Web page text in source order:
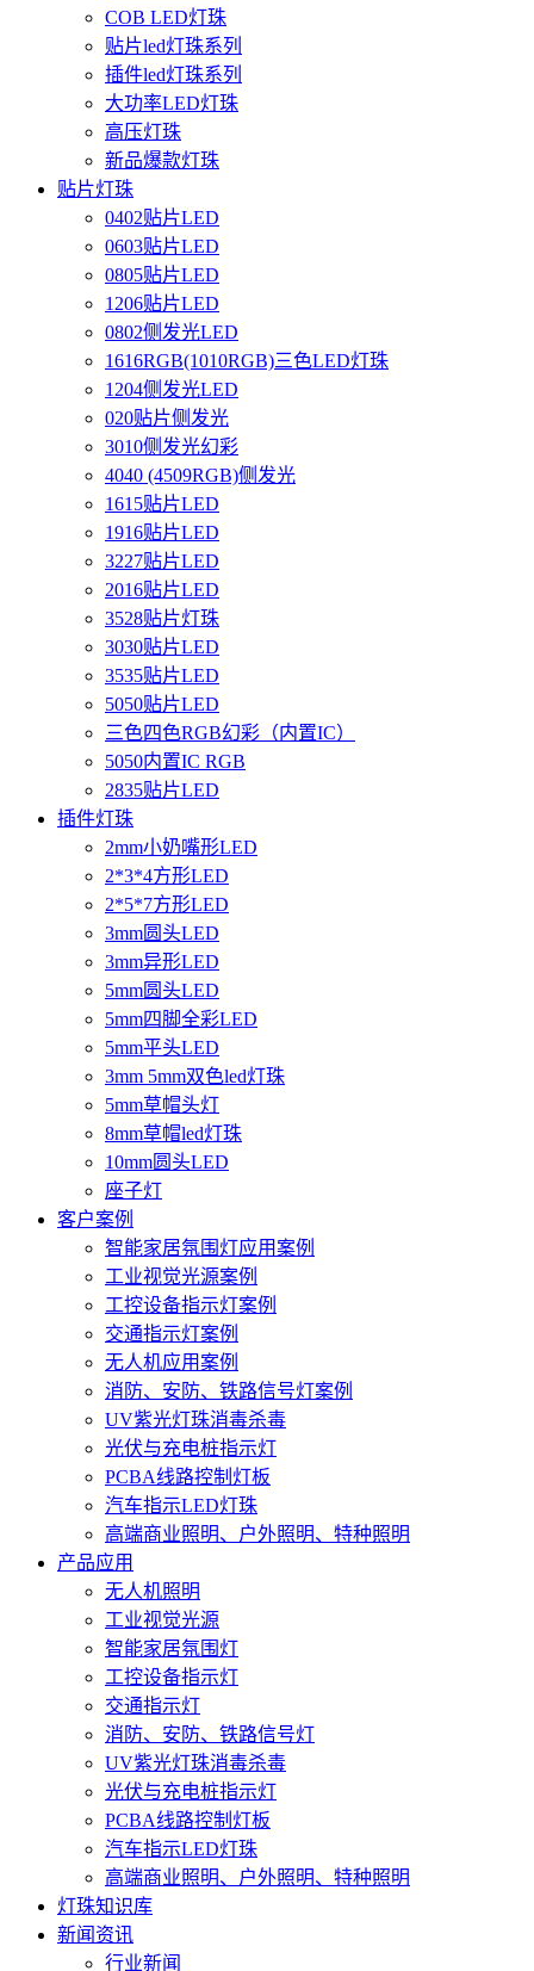
COB LED灯珠
贴片led灯珠系列
插件led灯珠系列
大功率LED灯珠
高压灯珠
新品爆款灯珠
贴片灯珠
0402贴片LED
0603贴片LED
0805贴片LED
1206贴片LED
0802侧发光LED
1616RGB(1010RGB)三色LED灯珠
1204侧发光LED
020贴片侧发光
3010侧发光幻彩
4040 (4509RGB)侧发光
1615贴片LED
1916贴片LED
3227贴片LED
2016贴片LED
3528贴片灯珠
3030贴片LED
3535贴片LED
5050贴片LED
三色四色RGB幻彩（内置IC）
5050内置IC RGB
2835贴片LED
插件灯珠
2mm小奶嘴形LED
2*3*4方形LED
2*5*7方形LED
3mm圆头LED
3mm异形LED
5mm圆头LED
5mm四脚全彩LED
5mm平头LED
3mm 5mm双色led灯珠
5mm草帽头灯
8mm草帽led灯珠
10mm圆头LED
座子灯
客户案例
智能家居氛围灯应用案例
工业视觉光源案例
工控设备指示灯案例
交通指示灯案例
无人机应用案例
消防、安防、铁路信号灯案例
UV紫光灯珠消毒杀毒
光伏与充电桩指示灯
PCBA线路控制灯板
汽车指示LED灯珠
高端商业照明、户外照明、特种照明
产品应用
无人机照明
工业视觉光源
智能家居氛围灯
工控设备指示灯
交通指示灯
消防、安防、铁路信号灯
UV紫光灯珠消毒杀毒
光伏与充电桩指示灯
PCBA线路控制灯板
汽车指示LED灯珠
高端商业照明、户外照明、特种照明
灯珠知识库
新闻资讯
行业新闻